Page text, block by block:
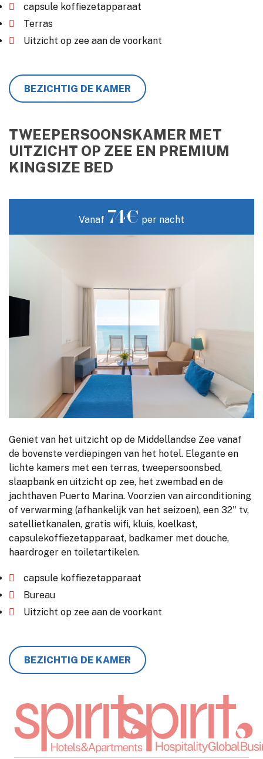
capsule koffiezetapparaat
Terras
Uitzicht op zee aan de voorkant
BEZICHTIG DE KAMER
TWEEPERSOONSKAMER MET
UITZICHT OP ZEE EN PREMIUM
KINGSIZE BED
Vanaf 74€ per nacht
Geniet van het uitzicht op de Middellandse Zee vanaf
de bovenste verdiepingen van het hotel. Elegante en
lichte kamers met een terras, tweepersoonsbed,
slaapbank en uitzicht op zee, het zwembad en de
jachthaven Puerto Marina. Voorzien van airconditioning
of verwarming (afhankelijk van het seizoen), een 32" tv,
satellietkanalen, gratis wifi, kluis, koelkast,
capsulekoffiezetapparaat, badkamer met douche,
haardroger en toiletartikelen.
capsule koffiezetapparaat
Bureau
Uitzicht op zee aan de voorkant
BEZICHTIG DE KAMER